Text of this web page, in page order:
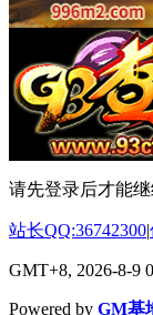
请先登录后才能
站长QQ:36742300|
GMT+8, 2026-8-9
Powered by GM基